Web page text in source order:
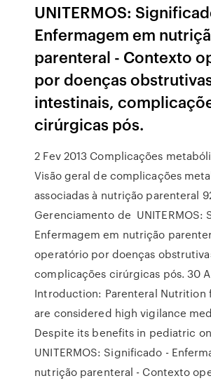
UNITERMOS:
Enfermagem em
parenteral - Contexto
por doenças
intestinais,
cirúrgicas pós.
2 Fev 2013 Complicações
Visão geral de complicações
associadas à nutrição parenteral
Gerenciamento de UNITERMOS:
Enfermagem em nutrição
operatório por doenças
complicações cirúrgicas pós. 30
Introduction: Parenteral Nutrition
are considered high vigilance
Despite its benefits in pediatric
UNITERMOS: Significado -
nutrição parenteral - Contexto